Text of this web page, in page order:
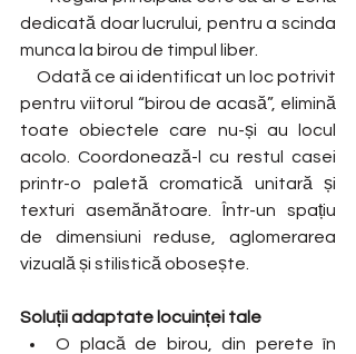
dedicată doar lucrului, pentru a scinda
munca la birou de timpul liber.
pentru viitorul “birou de acasă”, elimină
toate obiectele care nu-și au locul
acolo. Coordonează-l cu restul casei
printr-o paletă cromatică unitară și
texturi asemănătoare. Într-un spațiu
de dimensiuni reduse, aglomerarea
vizuală și stilistică obosește.
Soluții adaptate locuinței tale
O placă de birou, din perete în